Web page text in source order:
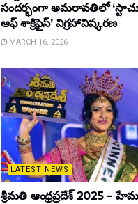
సందర్భంగా అమరావతిలో
ఆఫ్ శాక్రిఫైస్’ విగ్రహావిష్కరణ
MARCH 16, 2026
LATEST NEWS
శ్రీమతి ఆంధ్రప్రదేశ్ 2025 –